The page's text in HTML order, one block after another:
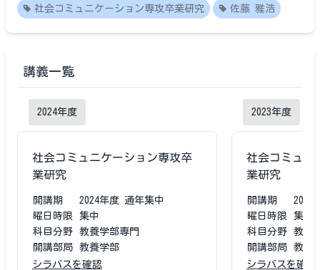
社会コミュニケーション専攻卒業研究 佐藤 雅浩
講義一覧
2024年度
社会コミュニケーション専攻卒
業研究
開講期 2024年度 通年集中
曜日時限
集中
科目分野
教養学部専門
開講部局
教養学部
シラバスを確認
2023年度
社会コミュニ
業研究
開講期 2023
曜日時限
集中
科目分野
教養
開講部局
教養
シラバスを確認